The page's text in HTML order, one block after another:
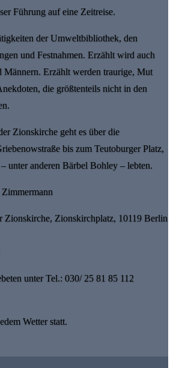
Führung auf eine Zeitreise.
der Umweltbibliothek, den
und Festnahmen. Erzählt wird auch
Männern. Erzählt werden traurige, Mut
die größtenteils nicht in den
Zionskirche geht es über die
bis zum Teutoburger Platz,
unter anderen Bärbel Bohley – lebten.
Zionskirchplatz, 10119 Berlin
unter Tel.: 030/ 25 81 85 112
Wetter statt.